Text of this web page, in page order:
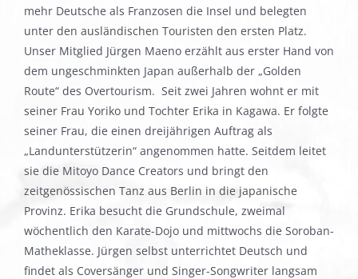
mehr Deutsche als Franzosen die Insel und belegten
unter den ausländischen Touristen den ersten Platz.
Unser Mitglied Jürgen Maeno erzählt aus erster Hand von
dem ungeschminkten Japan außerhalb der „Golden
Route“ des Overtourism. Seit zwei Jahren wohnt er mit
seiner Frau Yoriko und Tochter Erika in Kagawa. Er folgte
seiner Frau, die einen dreijährigen Auftrag als
„Landunterstützerin“ angenommen hatte. Seitdem leitet
sie die Mitoyo Dance Creators und bringt den
zeitgenössischen Tanz aus Berlin in die japanische
Provinz. Erika besucht die Grundschule, zweimal
wöchentlich den Karate-Dojo und mittwochs die Soroban-
Matheklasse. Jürgen selbst unterrichtet Deutsch und
findet als Coversänger und Singer-Songwriter langsam